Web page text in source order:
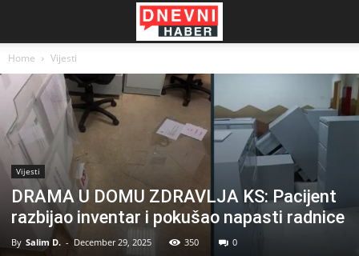
Home Vijesti
Vijesti
DRAMA U DOMU ZDRAVLJA KS: Pacijent
razbijao inventar i pokušao napasti radnice
By Salim D. - December 29, 2025 350 0